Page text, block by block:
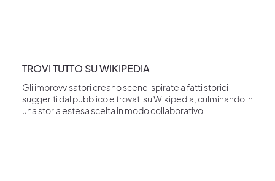
TROVI TUTTO SU WIKIPEDIA
Gli improvvisatori creano scene ispirate a fatti storici
suggeriti dal pubblico e trovati su Wikipedia, culminando in
una storia estesa scelta in modo collaborativo.